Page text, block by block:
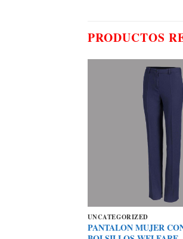
PRODUCTOS
UNCATEGORIZED
PANTALON MUJER